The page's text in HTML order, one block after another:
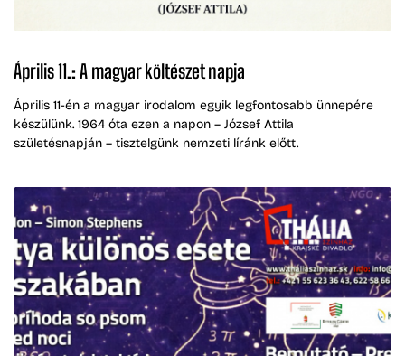
Április 11.: A magyar költészet napja
Április 11-én a magyar irodalom egyik legfontosabb ünnepére
készülünk. 1964 óta ezen a napon – József Attila
születésnapján – tisztelgünk nemzeti líránk előtt.